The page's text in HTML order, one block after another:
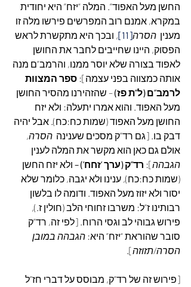
החשן מעל האפוד”. המלה “יזח” היא יחודית
במקרא, אמנם רוב המפרשים פירשו מלה זו
מענין הסרה[11]
, ובכך היא מתקשרת לראש
הפסוק, היינו שחייבים לחבר את החושן
לאפוד בצורה שלא יוסר ממנו, והרמב”ם מנה
אותה כמצווה בפני עצמה]: ספר המצוות
לרמב”ם (ל”ת פז) – שהזהירנו מהסיר החושן
מעל האפוד. והוא אמרו יתעלה: ולא יזח
החושן מעל האפוד (שמות כח:כח). אבל יהיה
דבק בו. [גם רד”ק מסכים שענינה הסרה,
אולם גם כאן הוא מקשר את המלה לענין
הגבהה]: רד”ק (ערך ‘זחח’) – ולא יזח החשן
(שמות כח:כח), ענינו ולא יגבה, כלומר שלא
יסור ולא יזוז מעל האפוד. ודומה לו בלשון
רבותינו ז”ל: משרבו זחוחי הלב (חולין ז.),
פירוש גבוהי לב וגסי הרוח. [לפי זה, רד”ק
סובר שהוראת “יזח” היא: הגבהה במובן
הסרה/תזוזה].
[פירוש זה של רד”ק, מבוסס על דברי חז”ל